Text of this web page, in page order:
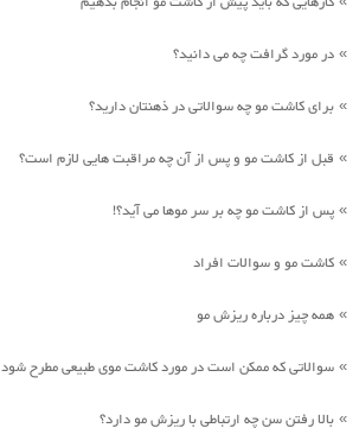
» در مورد گرافت چه می دانید؟
» برای کاشت مو چه سوالاتی در ذهنتان دارید؟
» قبل از کاشت مو و پس از آن چه مراقبت هایی لازم است؟
» پس از کاشت مو چه بر سر موها می آید؟!
» کاشت مو و سوالات افراد
» همه چیز درباره ریزش مو
» سوالاتی که ممکن است در مورد کاشت موی طبیعی مطرح شود
» بالا رفتن سن چه ارتباطی با ریزش مو دارد؟